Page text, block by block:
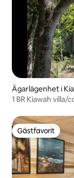
Ägarlägenhet i
1 BR Kiawah villa/
Gästfavorit
Gästfavorit